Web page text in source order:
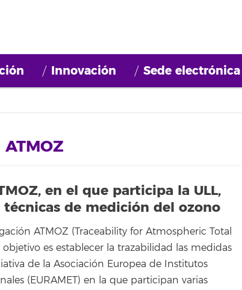
Innovación Sede electrónica
en el que participa la ULL,
de medición del ozono
ATMOZ (Traceability for Atmospheric Total
es establecer la trazabilidad las medidas
de la Asociación Europea de Institutos
(EURAMET) en la que participan varias